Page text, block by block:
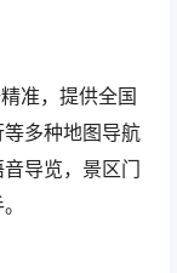
准，提供全国
多种地图导航
导览，景区门